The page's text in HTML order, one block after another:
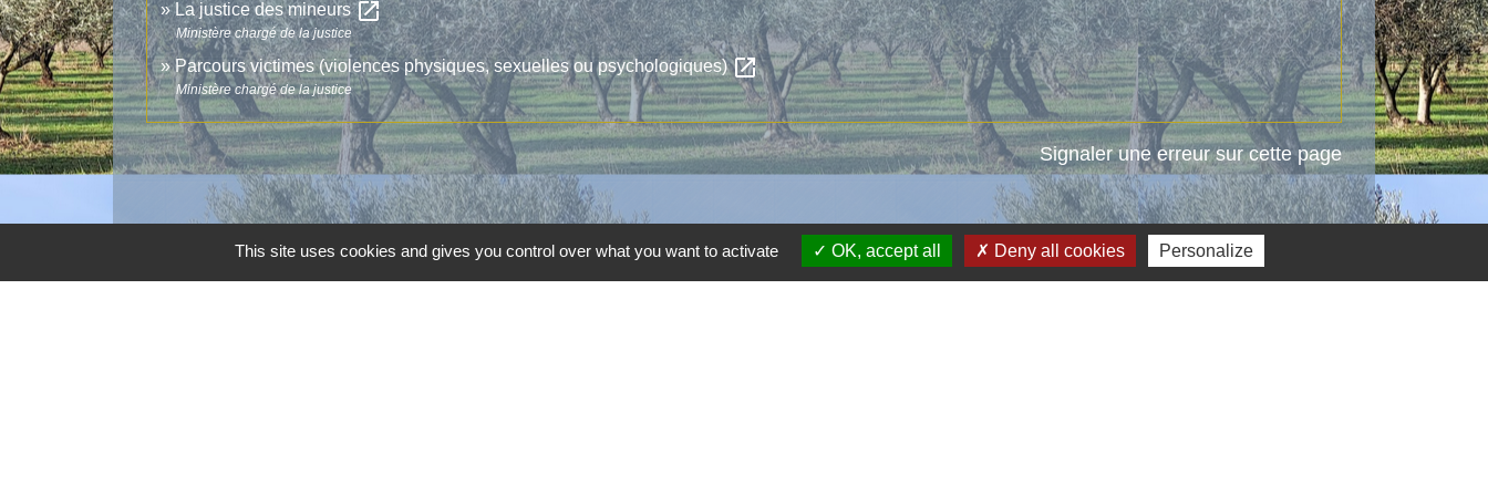
La justice des mineursopen_in_new
Ministère chargé de la justice
Parcours victimes (violences physiques, sexuelles ou psychologiques)open_in_new
Ministère chargé de la justice
Signaler une erreur sur cette page
This site uses cookies and gives you control over what you want to activate OK, accept all Deny all cookies Personalize